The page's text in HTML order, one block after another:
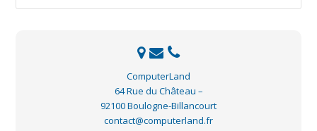
ComputerLand
64 Rue du Château –
92100 Boulogne-Billancourt
contact@computerland.fr